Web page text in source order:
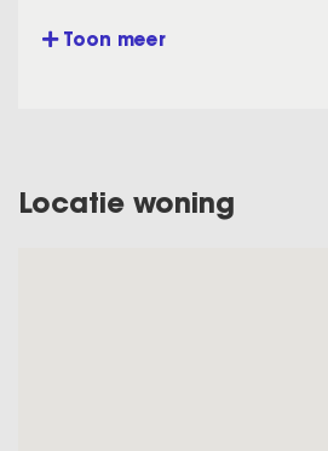
Wat een plaatje is deze
Toon meer
Locatie woning